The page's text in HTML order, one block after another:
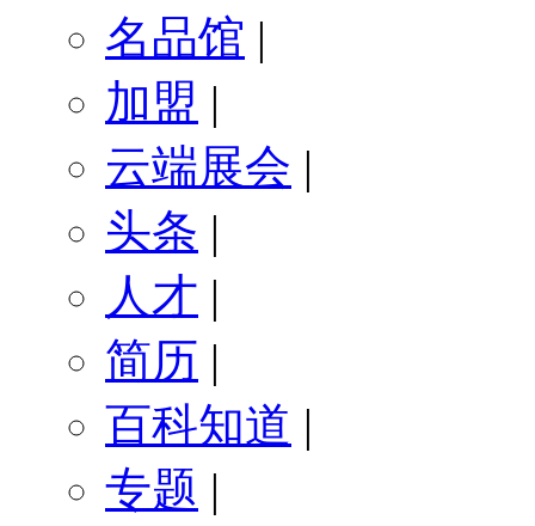
名品馆 |
加盟 |
云端展会 |
头条 |
人才 |
简历 |
百科知道 |
专题 |